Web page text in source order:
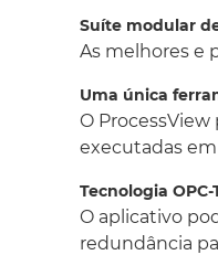
Suíte modular
As melhores e
Uma única
O
executadas
Tecnologia
O aplicativo
redundância